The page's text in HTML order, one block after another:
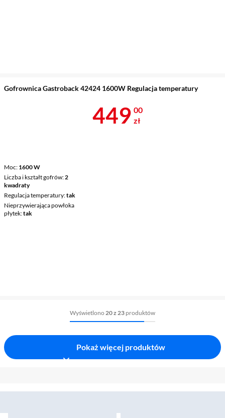
Gofrownica Gastroback 42424 1600W Regulacja temperatury
Moc 1600 W
Liczba i kształt gofrów 2
kwadraty
Regulacja temperatury tak
Nieprzywierająca powłoka
płytek tak
Cena 449 zł
449 00
zł
Wyświetlono 20 z 23 produktów
Pokaż więcej produktów